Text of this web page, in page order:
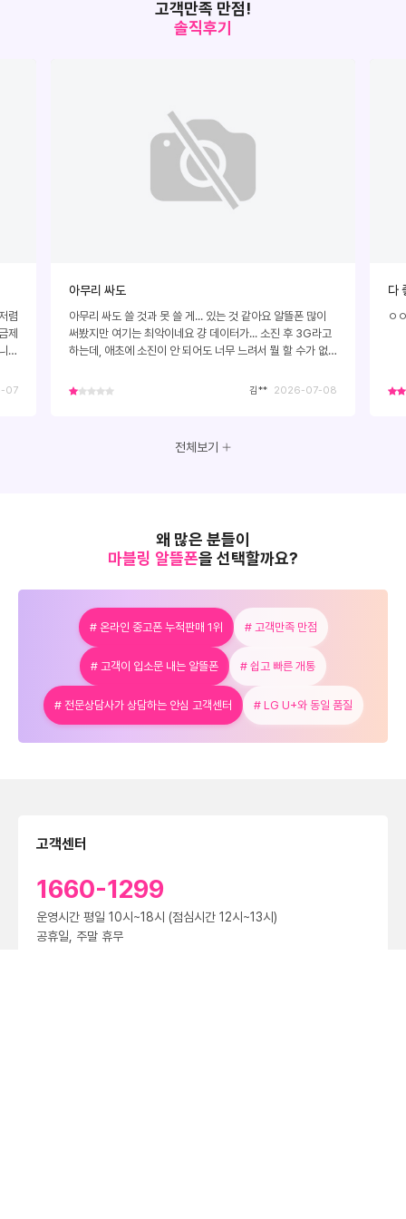
고객만족 만점!
솔직후기
렴
제
다
07
아무리 싸도
아무리 싸도 쓸 것과 못 쓸 게... 있는 것 같아요 알뜰폰 많이
써봤지만 여기는 최악이네요 걍 데이터가... 소진 후 3G라고
하는데, 애초에 소진이 안 되어도 너무 느려서 뭘 할 수가 없
다가 취소되고 쓴 지 이제 한달 됐는데 화병 레전드
김** 2026-07-08
다
ㅇ
전체보기
왜 많은 분들이
마블링 알뜰폰을 선택할까요?
# 온라인 중고폰 누적판매 1위 # 고객만족 만점
# 고객이 입소문 내는 알뜰폰 # 쉽고 빠른 개통
# 전문상담사가 상담하는 안심 고객센터 # LG U+와 동일 품질
고객센터
1660-1299
운영시간 평일 10시~18시 (점심시간 12시~13시)
공휴일, 주말 휴무